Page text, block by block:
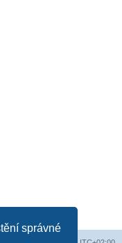
správné